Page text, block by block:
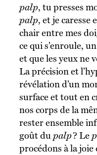
palp, tu presses
palp, et je caresse
chair entre mes
ce qui s’enroule,
et que les yeux ne
La précision et
révélation d’un
surface et tout en
nos corps de la
rester ensemble
goût du palp? Le
procédons à la